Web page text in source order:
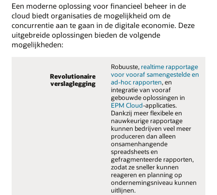
Een moderne oplossing voor financieel beheer in de
cloud biedt organisaties de mogelijkheid om de
concurrentie aan te gaan in de digitale economie. Deze
uitgebreide oplossingen bieden de volgende
mogelijkheden:
Revolutionaire
verslaglegging
Robuuste, realtime rapportage
voor vooraf samengestelde en
ad-hoc rapporten, en
integratie van vooraf
gebouwde oplossingen in
EPM Cloud-applicaties.
Dankzij meer flexibele en
nauwkeurige rapportage
kunnen bedrijven veel meer
produceren dan alleen
onsamenhangende
spreadsheets en
gefragmenteerde rapporten,
zodat ze sneller kunnen
reageren en planning op
ondernemingsniveau kunnen
uitlijnen.